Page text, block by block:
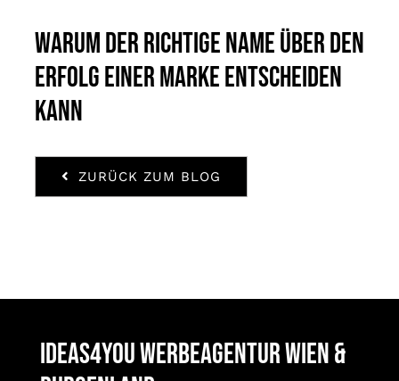
Warum der richtige Name über den
Erfolg einer Marke entscheiden
kann
ZURÜCK ZUM BLOG
ideas4you Werbeagentur Wien &